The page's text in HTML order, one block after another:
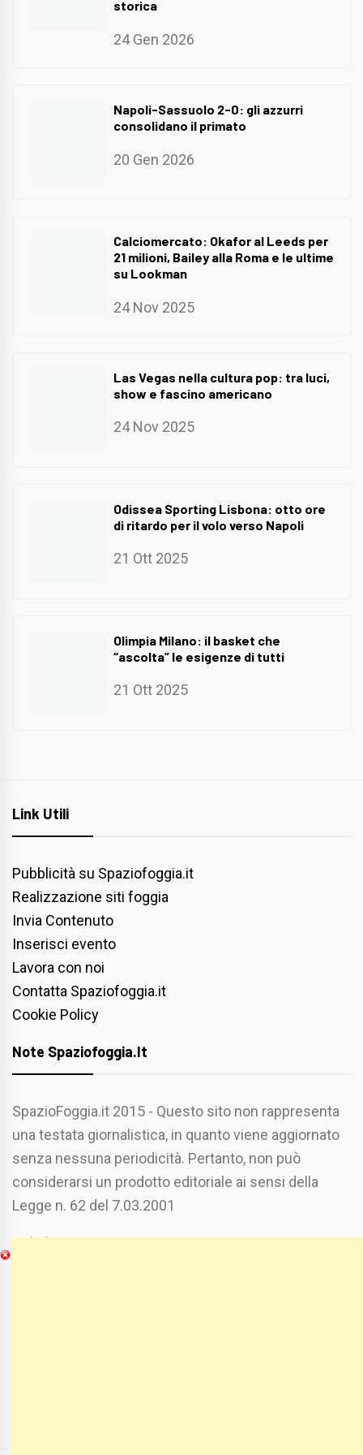
storica
24 Gen 2026
Napoli-Sassuolo 2-0: gli azzurri
consolidano il primato
20 Gen 2026
Calciomercato: Okafor al Leeds per
21 milioni, Bailey alla Roma e le ultime
su Lookman
24 Nov 2025
Las Vegas nella cultura pop: tra luci,
show e fascino americano
24 Nov 2025
Odissea Sporting Lisbona: otto ore
di ritardo per il volo verso Napoli
21 Ott 2025
Olimpia Milano: il basket che
“ascolta” le esigenze di tutti
21 Ott 2025
Link Utili
Pubblicità su Spaziofoggia.it
Realizzazione siti foggia
Invia Contenuto
Inserisci evento
Lavora con noi
Contatta Spaziofoggia.it
Cookie Policy
Note Spaziofoggia.it
SpazioFoggia.it 2015 - Questo sito non rappresenta
una testata giornalistica, in quanto viene aggiornato
senza nessuna periodicità. Pertanto, non può
considerarsi un prodotto editoriale ai sensi della
Legge n. 62 del 7.03.2001
Chi Siamo